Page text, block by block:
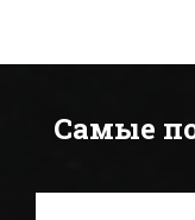
Самые